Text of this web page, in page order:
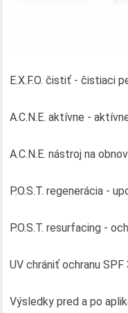
E.X.F.O. čistiť - čistiaci
A.C.N.E. aktívne -
A.C.N.E. nástroj na
P.O.S.T. regenerácia -
P.O.S.T. resurfacing -
UV chrániť ochranu SPF
Výsledky pred a po